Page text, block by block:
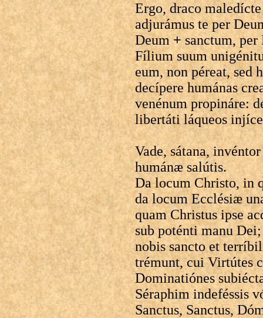
Ergo, draco
adjurámus te per
Deum+sanctum, per
Fílium suum
eum, non péreat, sed
decípere humánas
venénum propináre:
libertáti láqueos
Vade, sátana,
humánæ salútis.
Da locum Christo, in
da locum Ecclésiæ
quam Christus ipse
sub poténti manu
nobis sancto et
trémunt, cui Virtútes
Dominatiónes
Séraphim indeféssis
Sanctus, Sanctus,